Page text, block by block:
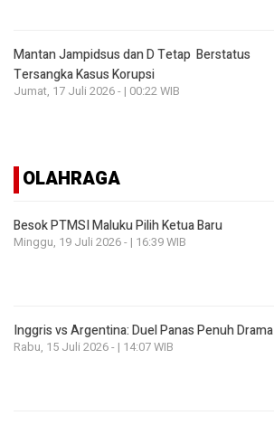
Mantan Jampidsus dan D Tetap Berstatus
Tersangka Kasus Korupsi
Jumat, 17 Juli 2026 - | 00:22 WIB
OLAHRAGA
Besok PTMSI Maluku Pilih Ketua Baru
Minggu, 19 Juli 2026 - | 16:39 WIB
Inggris vs Argentina: Duel Panas Penuh Drama
Rabu, 15 Juli 2026 - | 14:07 WIB